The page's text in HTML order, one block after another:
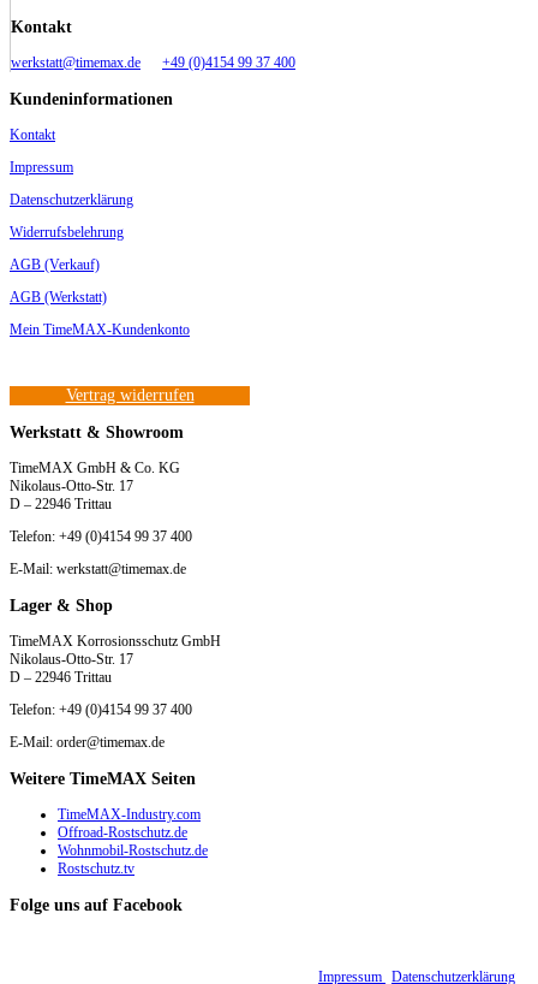
Kontakt
werkstatt@timemax.de +49 (0)4154 99 37 400
Kundeninformationen
Kontakt
Impressum
Datenschutzerklärung
Widerrufsbelehrung
AGB (Verkauf)
AGB (Werkstatt)
Mein TimeMAX-Kundenkonto
Vertrag widerrufen
Werkstatt & Showroom
TimeMAX GmbH & Co. KG
Nikolaus-Otto-Str. 17
D – 22946 Trittau
Telefon: +49 (0)4154 99 37 400
E-Mail: werkstatt@timemax.de
Lager & Shop
TimeMAX Korrosionsschutz GmbH
Nikolaus-Otto-Str. 17
D – 22946 Trittau
Telefon: +49 (0)4154 99 37 400
E-Mail: order@timemax.de
Weitere TimeMAX Seiten
TimeMAX-Industry.com
Offroad-Rostschutz.de
Wohnmobil-Rostschutz.de
Rostschutz.tv
Folge uns auf Facebook
Impressum Datenschutzerklärung